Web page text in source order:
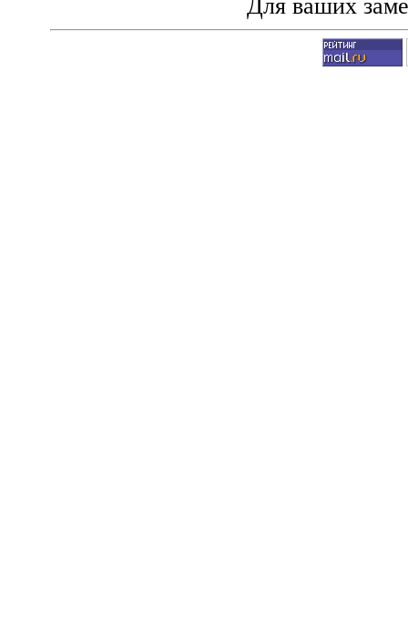
Для ваших